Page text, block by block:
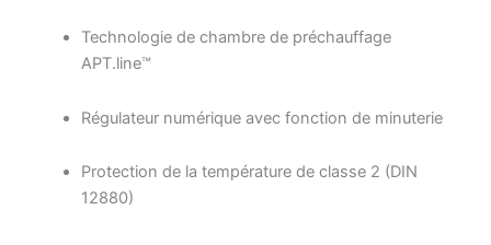
Technologie de chambre de préchauffage
APT.line™
Régulateur numérique avec fonction de minuterie
Protection de la température de classe 2 (DIN
12880)